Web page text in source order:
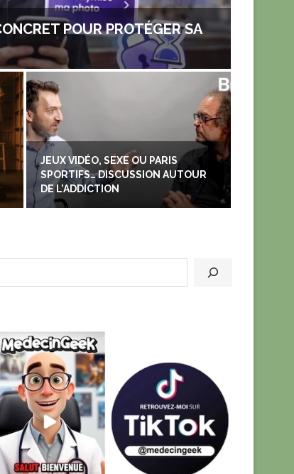
POUR PROTÉGER SA
JEUX VIDÉO, SEXE OU PARIS
SPORTIFS… DISCUSSION AUTOUR
DE L’ADDICTION